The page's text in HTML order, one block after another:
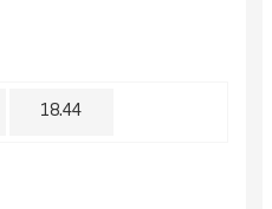
18.44